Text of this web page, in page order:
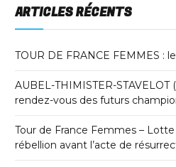
ARTICLES RÉCENTS
TOUR DE FRANCE FEMMES :
AUBEL-THIMISTER-STAVELOT
rendez-vous des futurs
Tour de France Femmes – Lotte
rébellion avant l’acte de